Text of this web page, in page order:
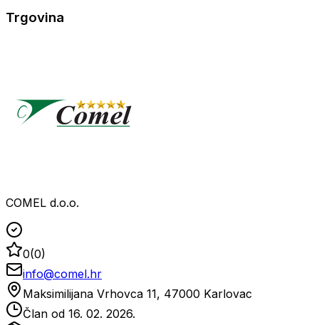
Trgovina
COMEL d.o.o.
0(0)
info@comel.hr
Maksimilijana Vrhovca 11, 47000 Karlovac
Član od 16. 02. 2026.